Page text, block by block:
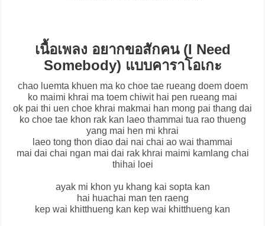
เนื้อเพลง อยากขอสักคน (I Need
Somebody) แบบคาราโอเกะ
chao luemta khuen ma ko choe tae rueang doem doem
ko maimi khrai ma toem chiwit hai pen rueang mai
ok pai thi uen choe khrai makmai han mong pai thang dai
ko choe tae khon rak kan laeo thammai tua rao thueng
yang mai hen mi khrai
laeo tong thon diao dai nai chai ao wai thammai
mai dai chai ngan mai dai rak khrai maimi kamlang chai
thihai loei
ayak mi khon yu khang kai sopta kan
hai huachai man ten raeng
kep wai khitthueng kan kep wai khitthueng kan